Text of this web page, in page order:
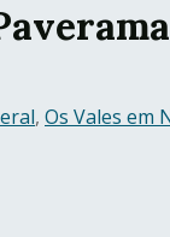
, Os Vales em